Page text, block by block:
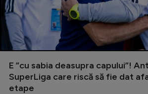
E ”cu sabia deasupra capului”!
SuperLiga care riscă să fie dat
etape